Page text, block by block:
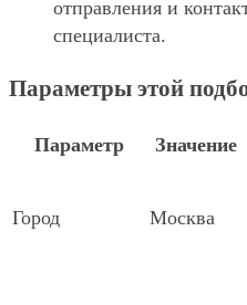
отправления и
специалиста.
Параметры этой
Параметр Значение
Город Москва